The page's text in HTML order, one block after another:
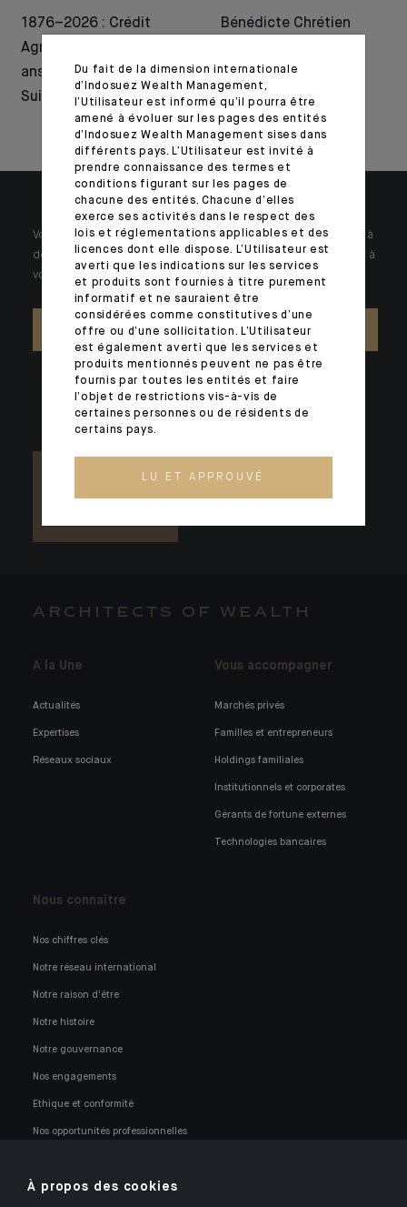
1876–2026 : Crédit
Agricole célèbre 150
ans d’histoire en
Suisse
Bénédicte Chrétien
générale de CFM
Indosuez Wealth
Management
Votre patrimoine est unique et requiert des réponses spécifiques à
des problématiques singulières. Jour après jour, nos experts sont à
votre écoute.
NOUS CONTACTER
ARCHITECTS OF WEALTH
A la Une
Actualités
Expertises
Réseaux sociaux
Vous accompagner
Marchés privés
Familles et entrepreneurs
Holdings familiales
Institutionnels et corporates
Gérants de fortune externes
Technologies bancaires
Nous connaître
Nos chiffres clés
Notre réseau international
Notre raison d'être
Notre histoire
Notre gouvernance
Nos engagements
Ethique et conformité
Nos opportunités professionnelles
Du fait de la dimension internationale
d’Indosuez Wealth Management,
l’Utilisateur est informé qu’il pourra être
amené à évoluer sur les pages des entités
d’Indosuez Wealth Management sises dans
différents pays. L’Utilisateur est invité à
prendre connaissance des termes et
conditions figurant sur les pages de
chacune des entités. Chacune d’elles
exerce ses activités dans le respect des
lois et réglementations applicables et des
licences dont elle dispose. L’Utilisateur est
averti que les indications sur les services
et produits sont fournies à titre purement
informatif et ne sauraient être
considérées comme constitutives d’une
offre ou d’une sollicitation. L’Utilisateur
est également averti que les services et
produits mentionnés peuvent ne pas être
fournis par toutes les entités et faire
l’objet de restrictions vis-à-vis de
certaines personnes ou de résidents de
certains pays.
LU ET APPROUVÉ
À propos des cookies